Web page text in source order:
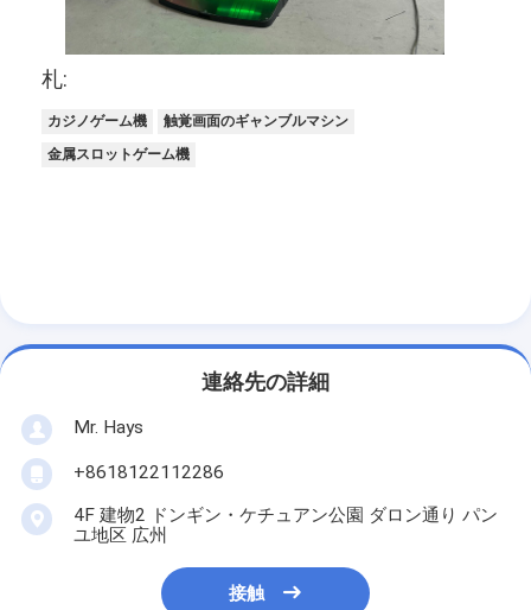
ニュース
カジノ・ルーレット・テーブル
アーケード・ゲーム機械
ゲーム・マシン金の壷
スロットマシンソフトウェア
札:
カジノゲーム機
触覚画面のギャンブルマシン
金属スロットゲーム機
連絡先の詳細
Mr. Hays
+8618122112286
4F 建物2 ドンギン・ケチュアン公園 ダロン通り パン
ユ地区 広州
接触